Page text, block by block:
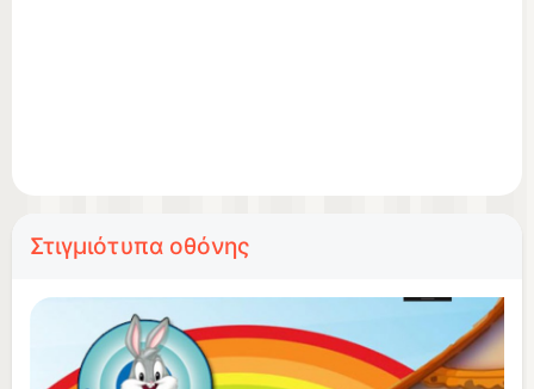
Στιγμιότυπα οθόνης